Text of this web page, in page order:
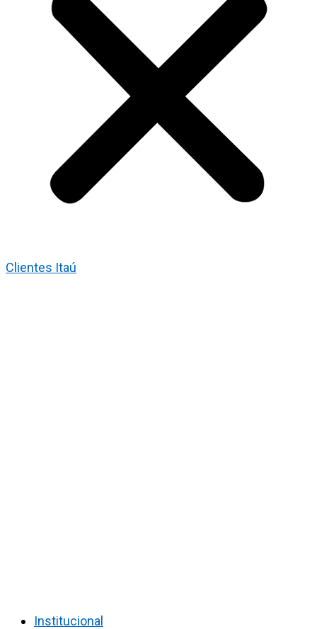
Clientes Itaú
Institucional